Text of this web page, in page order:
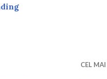
Cele mai nocive
CEL MAI